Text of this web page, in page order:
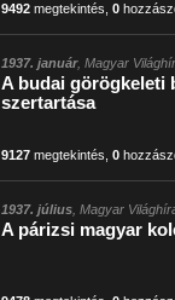
9492megtekintés 0
1937. január, Magyar
A budai görögkeleti
szertartása
9127megtekintés 0
1937. július, Magyar
A párizsi magyar